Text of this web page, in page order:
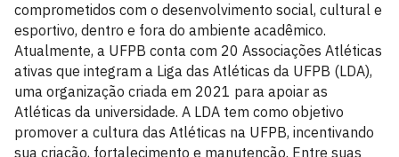
comprometidos com o desenvolvimento social, cultural e
esportivo, dentro e fora do ambiente acadêmico.
Atualmente, a UFPB conta com 20 Associações Atléticas
ativas que integram a Liga das Atléticas da UFPB (LDA),
uma organização criada em 2021 para apoiar as
Atléticas da universidade. A LDA tem como objetivo
promover a cultura das Atléticas na UFPB, incentivando
sua criação, fortalecimento e manutenção. Entre suas